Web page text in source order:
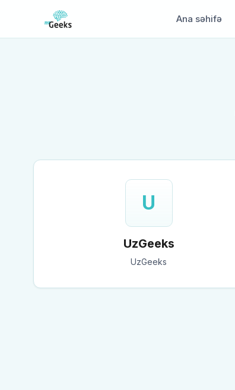
Ana səhifə
U
UzGeeks
UzGeeks